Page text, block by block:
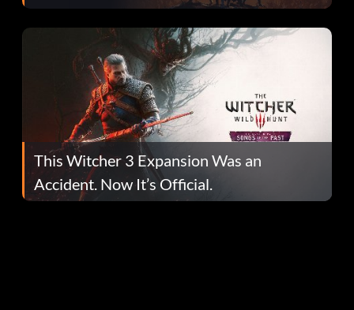
This Witcher 3 Expansion Was an
Accident. Now It’s Official.